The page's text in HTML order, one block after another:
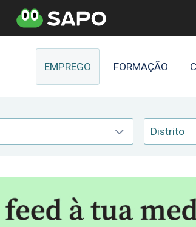
EMPREGO FORMAÇÃO
Distrito